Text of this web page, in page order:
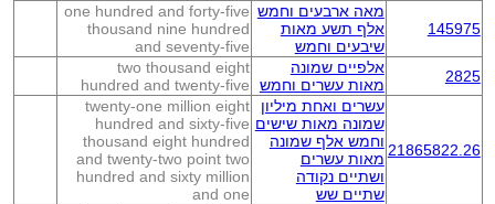
145975
מאה ארבעים וחמש
אלף תשע מאות
שיבעים וחמש
one hundred and forty-five
thousand nine hundred
and seventy-five
2825
אלפיים שמונה
מאות עשרים וחמש
two thousand eight
hundred and twenty-five
21865822.26
עשרים ואחת מיליון
שמונה מאות שישים
וחמש אלף שמונה
מאות עשרים
ושתיים נקודה
שתיים שש
twenty-one million eight
hundred and sixty-five
thousand eight hundred
and twenty-two point two
hundred and sixty million
and one